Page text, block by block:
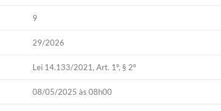
9
29/2026
Lei 14.133/2021, Art. 1º, § 2º
08/05/2025 às 08h00